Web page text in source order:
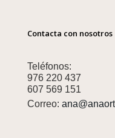
Contacta con nosotros
Teléfonos:
976 220 437
607 569 151
Correo: